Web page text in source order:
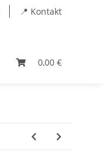
📍 Kontakt
0,00 €